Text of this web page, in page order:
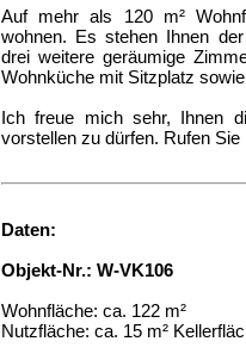
Auf mehr als 120 m²
wohnen. Es stehen Ihnen
drei weitere geräumige
Wohnküche mit Sitzplatz
Ich freue mich sehr, Ihnen
vorstellen zu dürfen. Rufen
Daten:
Objekt-Nr.: W-VK106
Wohnfläche: ca. 122 m²
Nutzfläche: ca. 15 m²